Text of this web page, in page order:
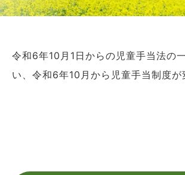
令和6年10月1日からの児童手当法の
い、令和6年10月から児童手当制度が